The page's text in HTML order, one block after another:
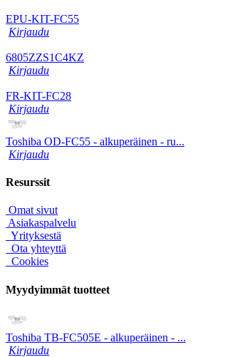
EPU-KIT-FC55
Kirjaudu
6805ZZS1C4KZ
Kirjaudu
FR-KIT-FC28
Kirjaudu
Toshiba OD-FC55 - alkuperäinen - ru...
Kirjaudu
Resurssit
Omat sivut
Asiakaspalvelu
Yrityksestä
Ota yhteyttä
Cookies
Myydyimmät tuotteet
Toshiba TB-FC505E - alkuperäinen - ...
Kirjaudu